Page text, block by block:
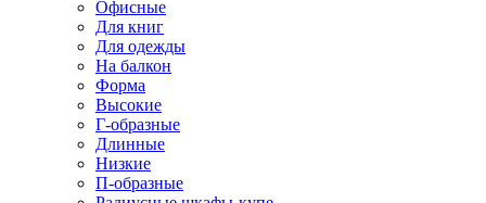
Офисные
Для книг
Для одежды
На балкон
Форма
Высокие
Г-образные
Длинные
Низкие
П-образные